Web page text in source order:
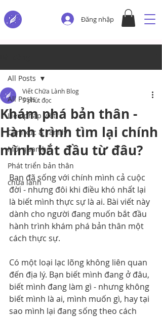
Đăng nhập
All Posts
Liệu pháp viết
Cảm xúc & Tâm lý
Mối quan hệ
Phát triển bản thân
chữa lành
All Posts
Khám phá bản thân -
Hành trình tìm lại chính
mình bắt đầu từ đâu?
Viết Chữa Lành Blog
5 phút đọc
Bạn đã sống với chính mình cả cuộc
đời - nhưng đôi khi điều khó nhất lại
là biết mình thực sự là ai. Bài viết này
dành cho người đang muốn bắt đầu
hành trình khám phá bản thân một
cách thực sự.
Có một loại lạc lõng không liên quan
đến địa lý. Bạn biết mình đang ở đâu,
biết mình đang làm gì - nhưng không
biết mình là ai, mình muốn gì, hay tại
sao mình lại đang sống theo cách